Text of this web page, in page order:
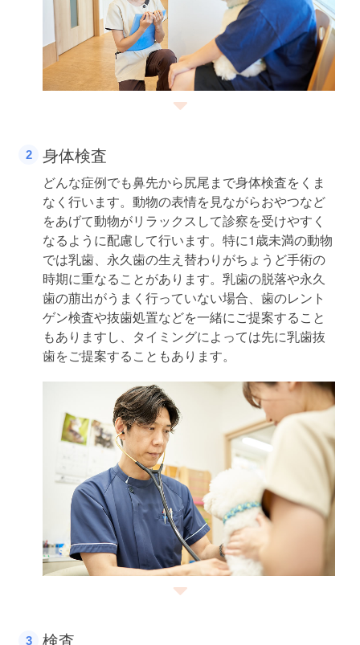
身体検査
どんな症例でも鼻先から尻尾まで身体検査をくま
なく行います。動物の表情を見ながらおやつなど
をあげて動物がリラックスして診察を受けやすく
なるように配慮して行います。特に1歳未満の動物
では乳歯、永久歯の生え替わりがちょうど手術の
時期に重なることがあります。乳歯の脱落や永久
歯の萠出がうまく行っていない場合、歯のレント
ゲン検査や抜歯処置などを一緒にご提案すること
もありますし、タイミングによっては先に乳歯抜
歯をご提案することもあります。
検査